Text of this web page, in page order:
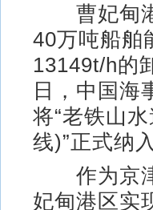
曹妃甸港
40万吨船舶
13149t/h的
日，中国海
将“老铁山
线)”正式纳
作为京津
妃甸港区实